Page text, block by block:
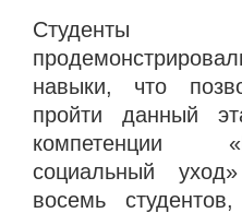
навыки, что
пройти данный
компетенции
социальный
восемь